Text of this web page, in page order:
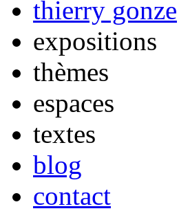
expositions
thèmes
espaces
textes
blog
contact